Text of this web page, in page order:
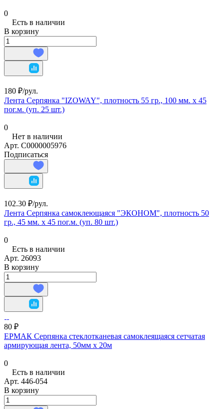
0
Есть в наличии
В корзину
180 ₽/рул.
Лента Серпянка "IZOWAY", плотность 55 гр., 100 мм. х 45
пог.м. (уп. 25 шт.)
0
Нет в наличии
Арт. С0000005976
Подписаться
102.30 ₽/рул.
Лента Серпянка самоклеющаяся "ЭКОНОМ", плотность 50
гр., 45 мм. х 45 пог.м. (уп. 80 шт.)
0
Есть в наличии
Арт. 26093
В корзину
80 ₽
ЕРМАК Серпянка стеклотканевая самоклеящаяся сетчатая
армирующая лента, 50мм х 20м
0
Есть в наличии
Арт. 446-054
В корзину